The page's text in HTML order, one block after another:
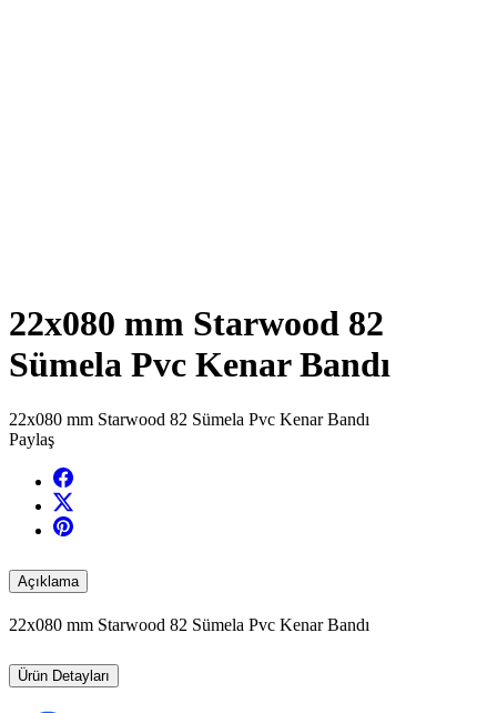
22x080 mm Starwood 82
Sümela Pvc Kenar Bandı
22x080 mm Starwood 82 Sümela Pvc Kenar Bandı
Paylaş
Açıklama
22x080 mm Starwood 82 Sümela Pvc Kenar Bandı
Ürün Detayları